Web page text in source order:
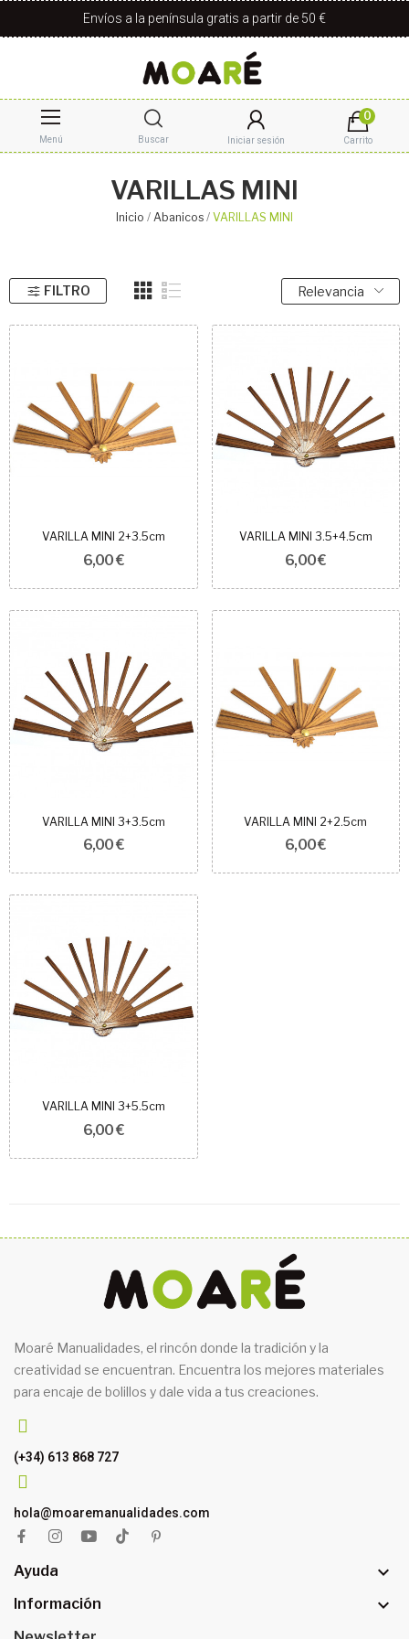
Envíos a la península gratis a partir de 50 €
Menú Buscar Iniciar sesión
0
Carrito
VARILLAS MINI
Inicio Abanicos VARILLAS MINI
FILTRO Relevancia
VARILLA MINI 2+3.5cm
6,00 €
VARILLA MINI 3.5+4.5cm
6,00 €
VARILLA MINI 3+3.5cm
6,00 €
VARILLA MINI 2+2.5cm
6,00 €
VARILLA MINI 3+5.5cm
6,00 €
Moaré Manualidades, el rincón donde la tradición y la
creatividad se encuentran. Encuentra los mejores materiales
para encaje de bolillos y dale vida a tus creaciones.
(+34) 613 868 727
hola@moaremanualidades.com
Ayuda 
Información 